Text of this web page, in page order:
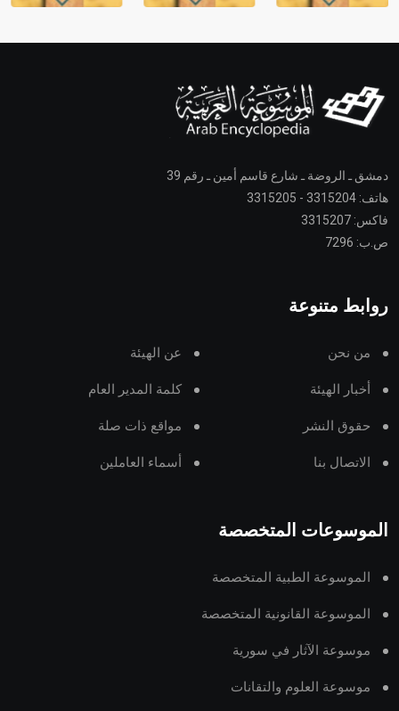
دمشق ـ الروضة ـ شارع قاسم أمين ـ رقم 39
هاتف: 3315204 - 3315205
فاكس: 3315207
ص.ب: 7296
روابط متنوعة
من نحن عن الهيئة
أخبار الهيئة كلمة المدير العام
حقوق النشر مواقع ذات صلة
الاتصال بنا أسماء العاملين
الموسوعات المتخصصة
الموسوعة الطبية المتخصصة
الموسوعة القانونية المتخصصة
موسوعة الآثار في سورية
موسوعة العلوم والتقانات